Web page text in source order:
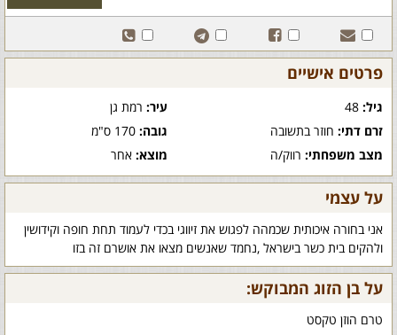
פרטים אישיים
גיל: עיר:רמת גן
זרם דתי: חוזר בתשובה גובה:170 ס"מ
מצב משפחתי: רווק/ה מוצא:אחר
על עצמי
אני בחורה איכותית שכמהה לפגוש את זיווגי בכדי לעמוד תחת חופה וקידושין
ולהקים בית כשר בישראל ,נחמד שאנשים מצאו את אושרם זה בזו
על בן הזוג המבוקש:
טרם הוזן טקסט